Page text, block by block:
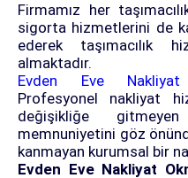
Firmamız her
sigorta hizmetlerini de
ederek taşımacılık
almaktadır.
Evden Eve Nakliyat
Profesyonel nakliyat
değişikliğe
memnuniyetini göz
kanmayan kurumsal bir
Evden Eve Nakliyat